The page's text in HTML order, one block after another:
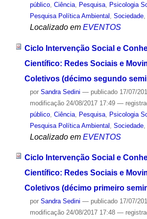
público, Ciência, Pesquisa, Psicologia
Pesquisa Política Ambiental
Sociedade,
Localizado em EVENTOS
Ciclo Intervenção Social e
Científico: Redes Sociais e
Coletivos (décimo segundo
por Sandra Sedini — publicado17/07/
modificação24/08/2017 17:49 —
público, Ciência, Pesquisa, Psicologia
Pesquisa Política Ambiental Sociedade,
Localizado em EVENTOS
Ciclo Intervenção Social e
Científico: Redes Sociais e
Coletivos (décimo primeiro
por Sandra Sedini — publicado17/07/
modificação24/08/2017 17:48 —